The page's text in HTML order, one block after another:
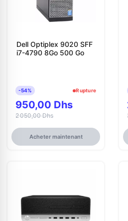
Dell Optiplex 9020 SFF
i7-4790 8Go 500 Go
-54% Rupture
950,00 Dhs
2 050,00 Dhs
Acheter maintenant